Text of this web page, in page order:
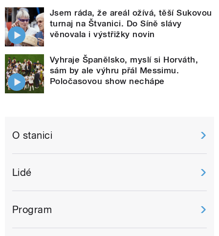
Jsem ráda, že areál ožívá, těší Sukovou
turnaj na Štvanici. Do Síně slávy
věnovala i výstřižky novin
Vyhraje Španělsko, myslí si Horváth,
sám by ale výhru přál Messimu.
Poločasovou show nechápe
O stanici
Lidé
Program